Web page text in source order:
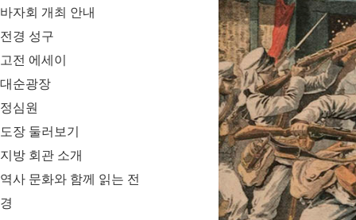
바자회 개최 안내
전경 성구
고전 에세이
대순광장
정심원
도장 둘러보기
지방 회관 소개
역사 문화와 함께 읽는 전
경